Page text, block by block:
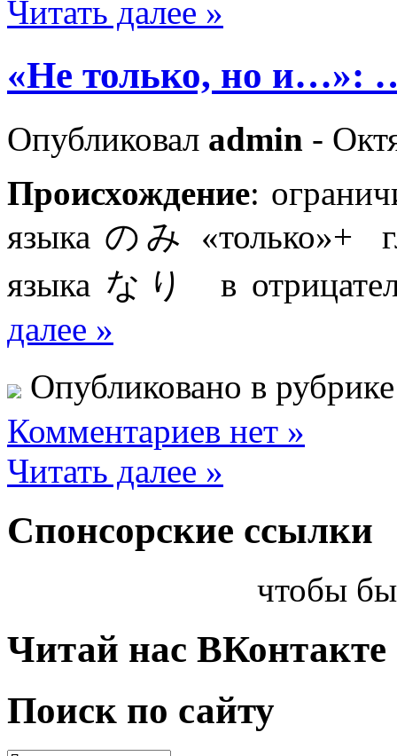
Читать далее »
«Не только, но и…»:
Опубликовал admin -
Происхождение:
языка のみ «только»+
языка なり в
далее »
Опубликовано в
Комментариев нет »
Читать далее »
Спонсорские ссылки
чтобы
Читай нас ВКонтакте
Поиск по сайту